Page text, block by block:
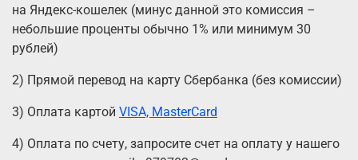
на Яндекс-кошелек (минус данной это комиссия –
небольшие проценты обычно 1% или минимум 30
рублей)
2) Прямой перевод на карту Сбербанка (без комиссии)
3) Оплата картой VISA, MasterCard
4) Оплата по счету, запросите счет на оплату у нашего